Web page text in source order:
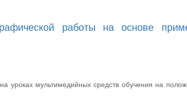
работы на основе
уроках мультимедийных средств обучения на